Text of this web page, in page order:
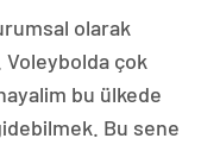
olarak
Voleybolda çok
bu ülkede
Bu sene